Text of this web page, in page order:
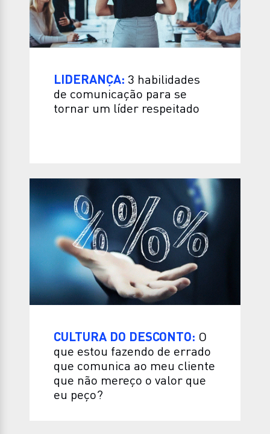
LIDERANÇA: 3 habilidades
de comunicação para se
tornar um líder respeitado
CULTURA DO DESCONTO: O
que estou fazendo de errado
que comunica ao meu cliente
que não mereço o valor que
eu peço?